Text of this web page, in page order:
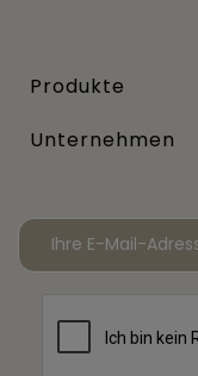
Produkte
Unternehmen